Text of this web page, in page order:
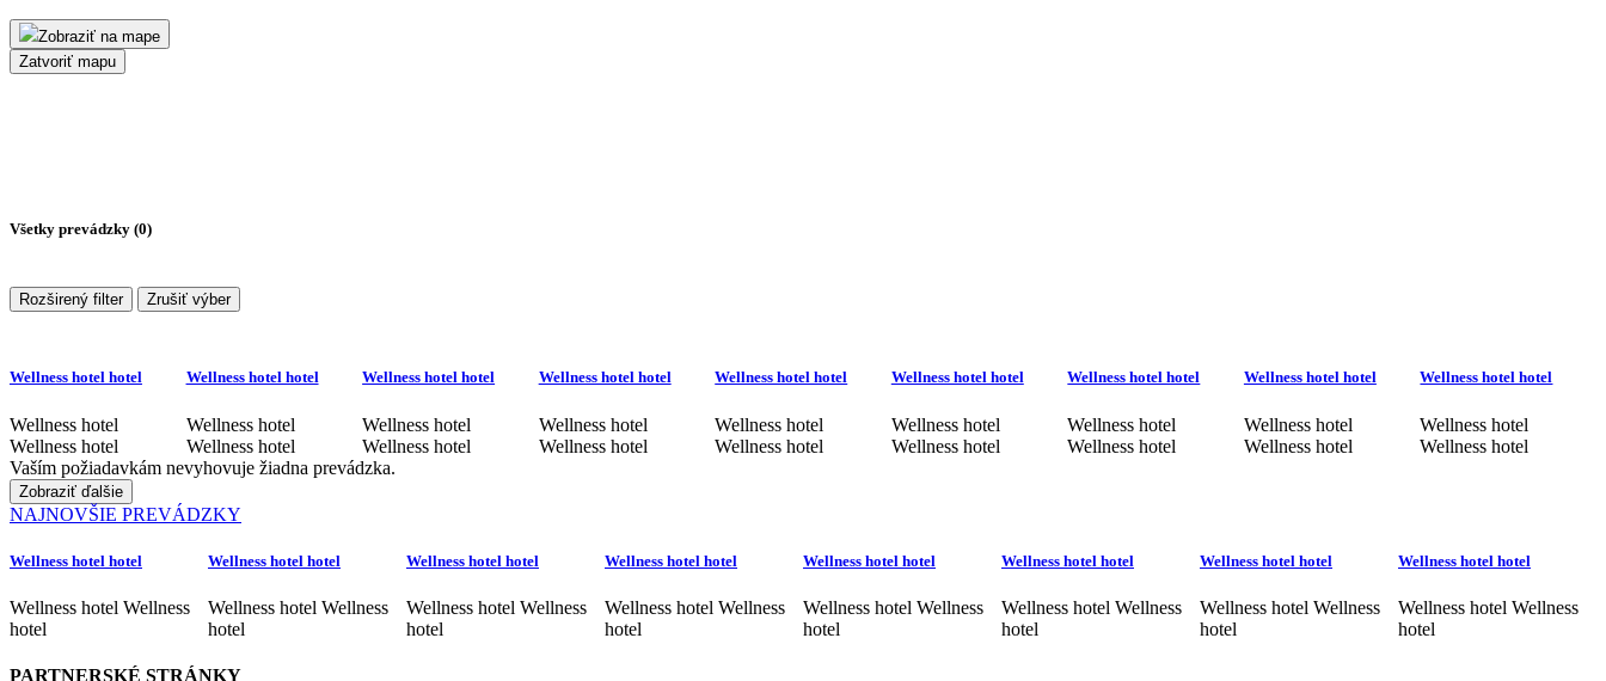
Zobraziť na mape
Zatvoriť mapu
Všetky prevádzky (0)
Rozširený filter Zrušiť výber
Wellness hotel hotel
Wellness hotel
Wellness hotel
Wellness hotel hotel
Wellness hotel
Wellness hotel
Wellness hotel hotel
Wellness hotel
Wellness hotel
Wellness hotel hotel
Wellness hotel
Wellness hotel
Wellness hotel hotel
Wellness hotel
Wellness hotel
Wellness hotel hotel
Wellness hotel
Wellness hotel
Wellness hotel hotel
Wellness hotel
Wellness hotel
Wellness hotel hotel
Wellness hotel
Wellness hotel
Wellness hotel hotel
Wellness hotel
Wellness hotel
Vaším požiadavkám nevyhovuje žiadna prevádzka.
Zobraziť ďalšie
NAJNOVŠIE PREVÁDZKY
Wellness hotel hotel
Wellness hotel Wellness
hotel
Wellness hotel hotel
Wellness hotel Wellness
hotel
Wellness hotel hotel
Wellness hotel Wellness
hotel
Wellness hotel hotel
Wellness hotel Wellness
hotel
Wellness hotel hotel
Wellness hotel Wellness
hotel
Wellness hotel hotel
Wellness hotel Wellness
hotel
Wellness hotel hotel
Wellness hotel Wellness
hotel
Wellness hotel hotel
Wellness hotel Wellness
hotel
PARTNERSKÉ STRÁNKY